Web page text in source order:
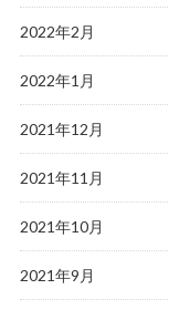
2022年2月
2022年1月
2021年12月
2021年11月
2021年10月
2021年9月